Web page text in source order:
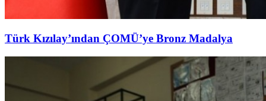
Türk Kızılay’ından ÇOMÜ’ye Bronz Madalya